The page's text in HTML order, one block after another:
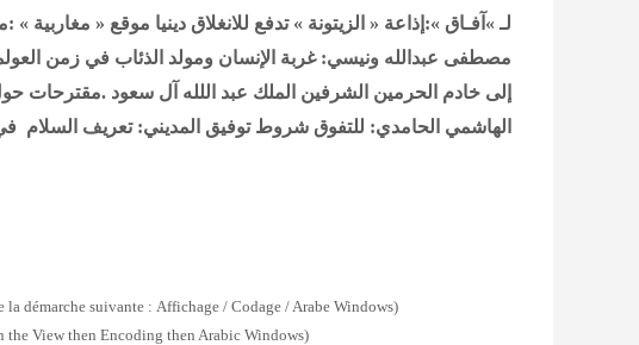
لـ »آفـاق »:إذاعة « الزيتونة » تدفع للانغلاق دينيا موقع « مغاربية »
مصطفى عبدالله ونيسي: غربة الإنسان ومولد الذئاب في زمن
إلى خادم الحرمين الشرفين الملك عبد اللله آل سعود .مقترحات حول موسم
الهاشمي الحامدي: للتفوق شروط توفيق المديني: تعريف السلام في
(Pour afficher les caractères arabes suivre la démarche suivante
: Affichage / Codage / Arabe Windows
(To read
View then Encoding then Arabic Windows)